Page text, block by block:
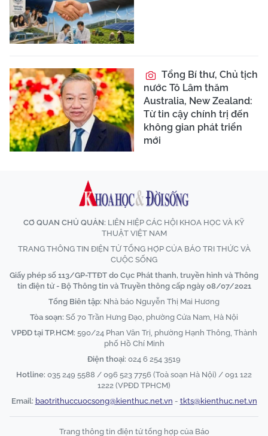
Tổng Bí thư, Chủ tịch
nước Tô Lâm thăm
Australia, New Zealand:
Từ tin cậy chính trị đến
không gian phát triển
mới
CƠ QUAN CHỦ QUẢN: LIÊN HIỆP CÁC HỘI KHOA HỌC VÀ KỸ
THUẬT VIỆT NAM
TRANG THÔNG TIN ĐIỆN TỬ TỔNG HỢP CỦA BÁO TRI THỨC VÀ
CUỘC SỐNG
Giấy phép số 113/GP-TTĐT do Cục Phát thanh, truyền hình và Thông
tin điện tử - Bộ Thông tin và Truyền thông cấp ngày 08/07/2021
Tổng Biên tập: Nhà báo Nguyễn Thị Mai Hương
Tòa soạn: Số 70 Trần Hưng Đạo, phường Cửa Nam, Hà Nội
VPĐD tại TP.HCM: 590/24 Phan Văn Trị, phường Hạnh Thông, Thành
phố Hồ Chí Minh
Điện thoại: 024 6 254 3519
Hotline: 035 249 5588 / 096 523 7756 (Toà soạn Hà Nội) / 091 122
1222 (VPĐD TPHCM)
Email: baotrithuccuocsong@kienthuc.net.vn - tkts@kienthuc.net.vn
Trang thông tin điện tử tổng hợp của Báo